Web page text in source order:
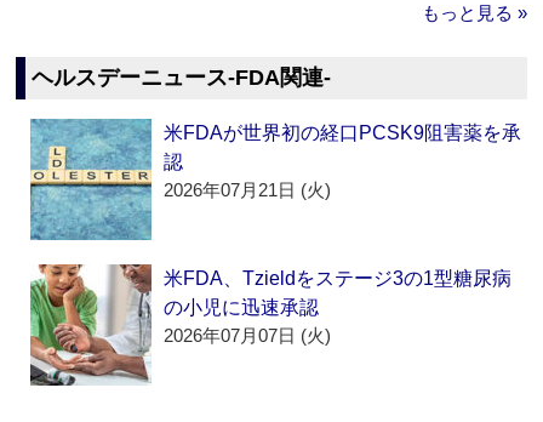
もっと見る »
ヘルスデーニュース‐FDA関連‐
米FDAが世界初の経口PCSK9阻害薬を承
認
2026年07月21日 (火)
米FDA、Tzieldをステージ3の1型糖尿病
の小児に迅速承認
2026年07月07日 (火)